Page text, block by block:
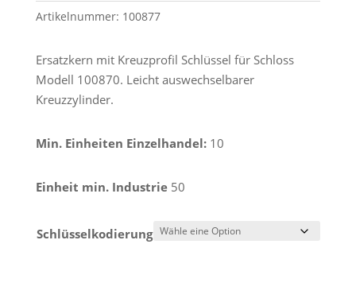
Artikelnummer: 100877
Ersatzkern mit Kreuzprofil Schlüssel für Schloss
Modell 100870. Leicht auswechselbarer
Kreuzzylinder.
Min. Einheiten Einzelhandel: 10
Einheit min. Industrie 50
Schlüsselkodierung